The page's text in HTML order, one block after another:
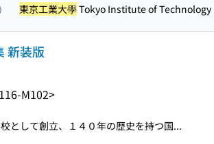
東京工業大學Tokyo Institute of Technology
新装版
M102>
として創立、１４０年の歴史を持つ国...